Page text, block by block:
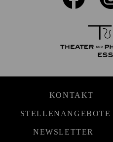
KONTAKT
STELLENANGEBOTE
NEWSLETTER